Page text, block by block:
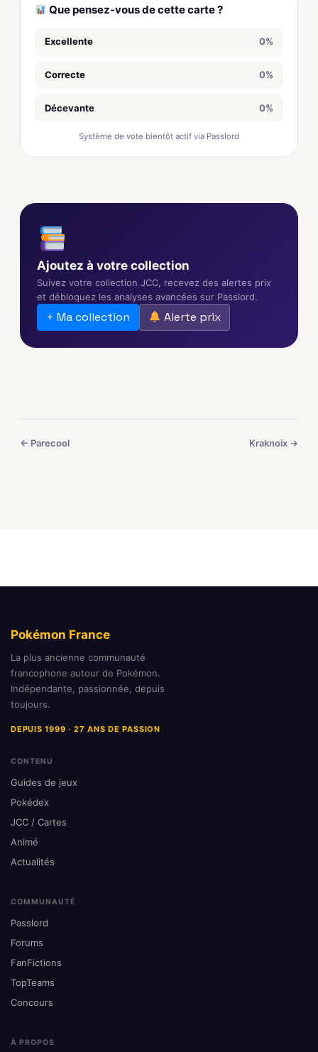
Que pensez-vous de cette carte ?
Excellente 0%
Correcte 0%
Décevante 0%
Système de vote bientôt actif via Passlord
Ajoutez à votre collection
Suivez votre collection JCC, recevez des alertes prix
et débloquez les analyses avancées sur Passlord.
+ Ma collection Alerte prix
← Parecool Kraknoix →
Pokémon France
La plus ancienne communauté
francophone autour de Pokémon.
Indépendante, passionnée, depuis
toujours.
DEPUIS 1999 · 27 ANS DE PASSION
CONTENU
Guides de jeux
Pokédex
JCC / Cartes
Animé
Actualités
COMMUNAUTÉ
Passlord
Forums
FanFictions
TopTeams
Concours
À PROPOS